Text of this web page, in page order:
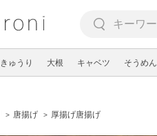
きゅうり 大根 キャベツ そうめん
唐揚げ 厚揚げ唐揚げ